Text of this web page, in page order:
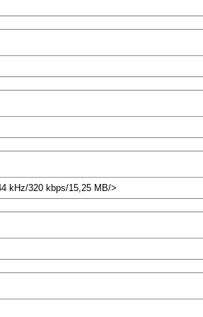
kHz/320 kbps/15,25 MB/>